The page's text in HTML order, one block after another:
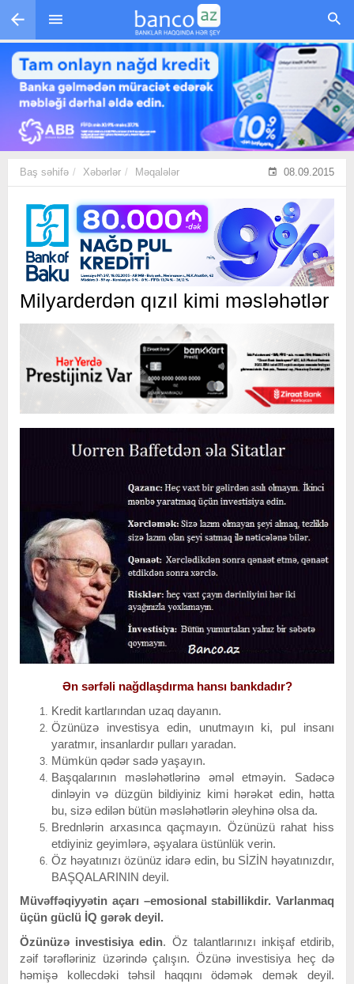
Skip to main content
Baş səhifə Xəbərlər Məqalələr 08.09.2015
Milyarderdən qızıl kimi məsləhətlər
Ən sərfəli nağdlaşdırma hansı bankdadır?
Kredit kartlarından uzaq dayanın.
Özünüzə investisya edin, unutmayın ki, pul insanı
yaratmır, insanlardır pulları yaradan.
Mümkün qədər sadə yaşayın.
Başqalarının məsləhətlərinə əməl etməyin. Sadəcə
dinləyin və düzgün bildiyiniz kimi hərəkət edin, hətta
bu, sizə edilən bütün məsləhətlərin əleyhinə olsa da.
Brednlərin arxasınca qaçmayın. Özünüzü rahat hiss
etdiyiniz geyimlərə, əşyalara üstünlük verin.
Öz həyatınızı özünüz idarə edin, bu SİZİN həyatınızdır,
BAŞQALARININ deyil.
Müvəffəqiyyətin açarı –emosional stabillikdir. Varlanmaq
üçün güclü İQ gərək deyil.
Özünüzə investisiya edin. Öz talantlarınızı inkişaf etdirib,
zəif tərəfləriniz üzərində çalışın. Özünə investisiya heç də
həmişə kollecdəki təhsil haqqını ödəmək demək deyil.